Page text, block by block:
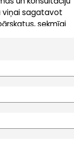
viņai sagatavot
sekmīgi
koncepcijas.